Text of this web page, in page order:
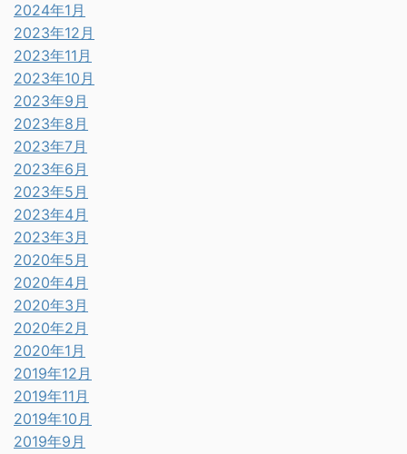
2024年1月
2023年12月
2023年11月
2023年10月
2023年9月
2023年8月
2023年7月
2023年6月
2023年5月
2023年4月
2023年3月
2020年5月
2020年4月
2020年3月
2020年2月
2020年1月
2019年12月
2019年11月
2019年10月
2019年9月